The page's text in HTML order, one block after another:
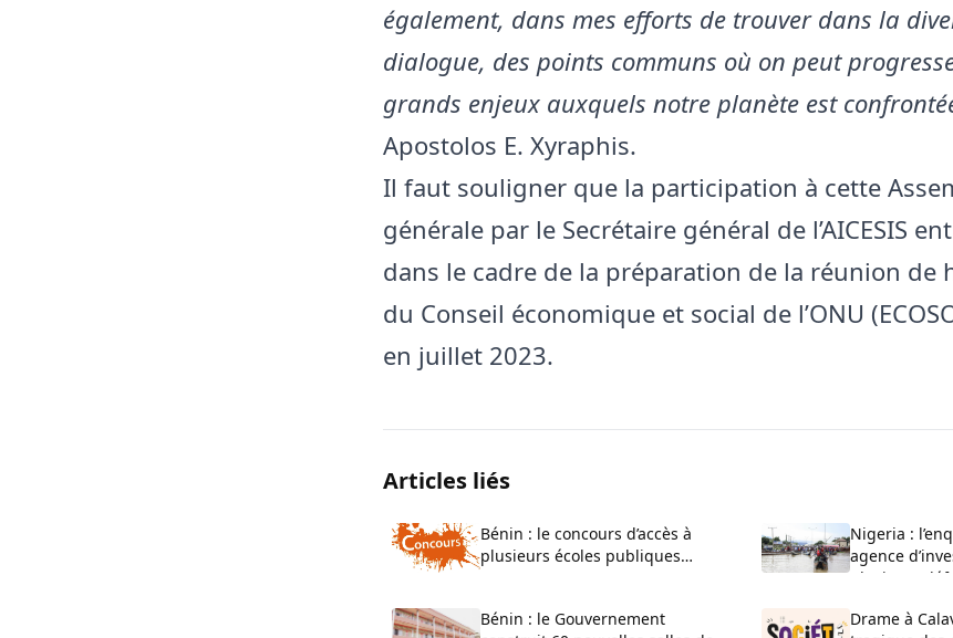
également, dans mes efforts de trouver dans la
dialogue, des points communs où on peut
grands enjeux auxquels notre planète est
Apostolos E. Xyraphis.
Il faut souligner que la participation à cette
générale par le Secrétaire général de l’AICESIS
dans le cadre de la préparation de la réunion de
du Conseil économique et social de l’ONU
en juillet 2023.
Articles liés
Bénin : le concours d’accès à
plusieurs écoles publiques
Nigeria :
agence
plusieurs
Bénin : le Gouvernement
Drame à